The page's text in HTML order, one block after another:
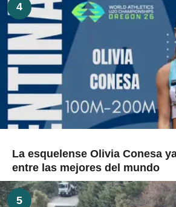
4
La esquelense Olivia Conesa
entre las mejores del mundo
5